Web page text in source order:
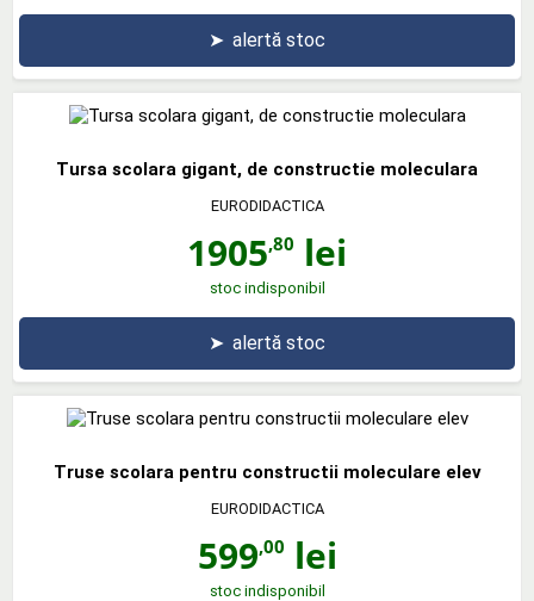
➤ alertă stoc
Tursa scolara gigant, de constructie moleculara
EURODIDACTICA
1905,80 lei
stoc indisponibil
➤ alertă stoc
Truse scolara pentru constructii moleculare elev
EURODIDACTICA
599,00 lei
stoc indisponibil